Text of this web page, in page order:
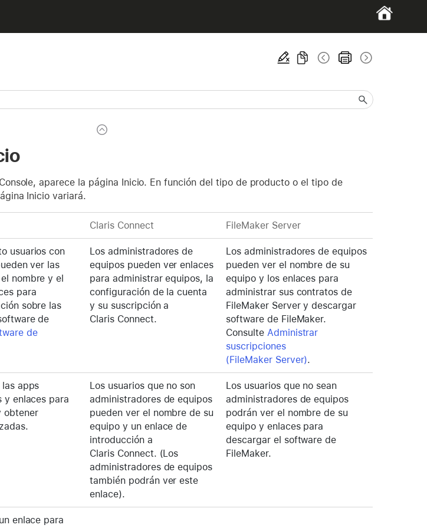
aparece la página Inicio. En función del tipo de producto o el tipo de
Inicio variará.
Claris Connect FileMaker Server
usuarios con
ver las
nombre y el
para
sobre las
de
de
Los administradores de
equipos pueden ver enlaces
para administrar equipos, la
configuración de la cuenta
y su suscripción a
Claris Connect.
Los administradores de equipos
pueden ver el nombre de su
equipo y los enlaces para
administrar sus contratos de
FileMaker Server y descargar
software de FileMaker.
Consulte Administrar
suscripciones
(FileMaker Server).
apps
y enlaces para
obtener
Los usuarios que no son
administradores de equipos
pueden ver el nombre de su
equipo y un enlace de
introducción a
Claris Connect. (Los
administradores de equipos
también podrán ver este
enlace).
Los usuarios que no sean
administradores de equipos
podrán ver el nombre de su
equipo y enlaces para
descargar el software de
FileMaker.
enlace para